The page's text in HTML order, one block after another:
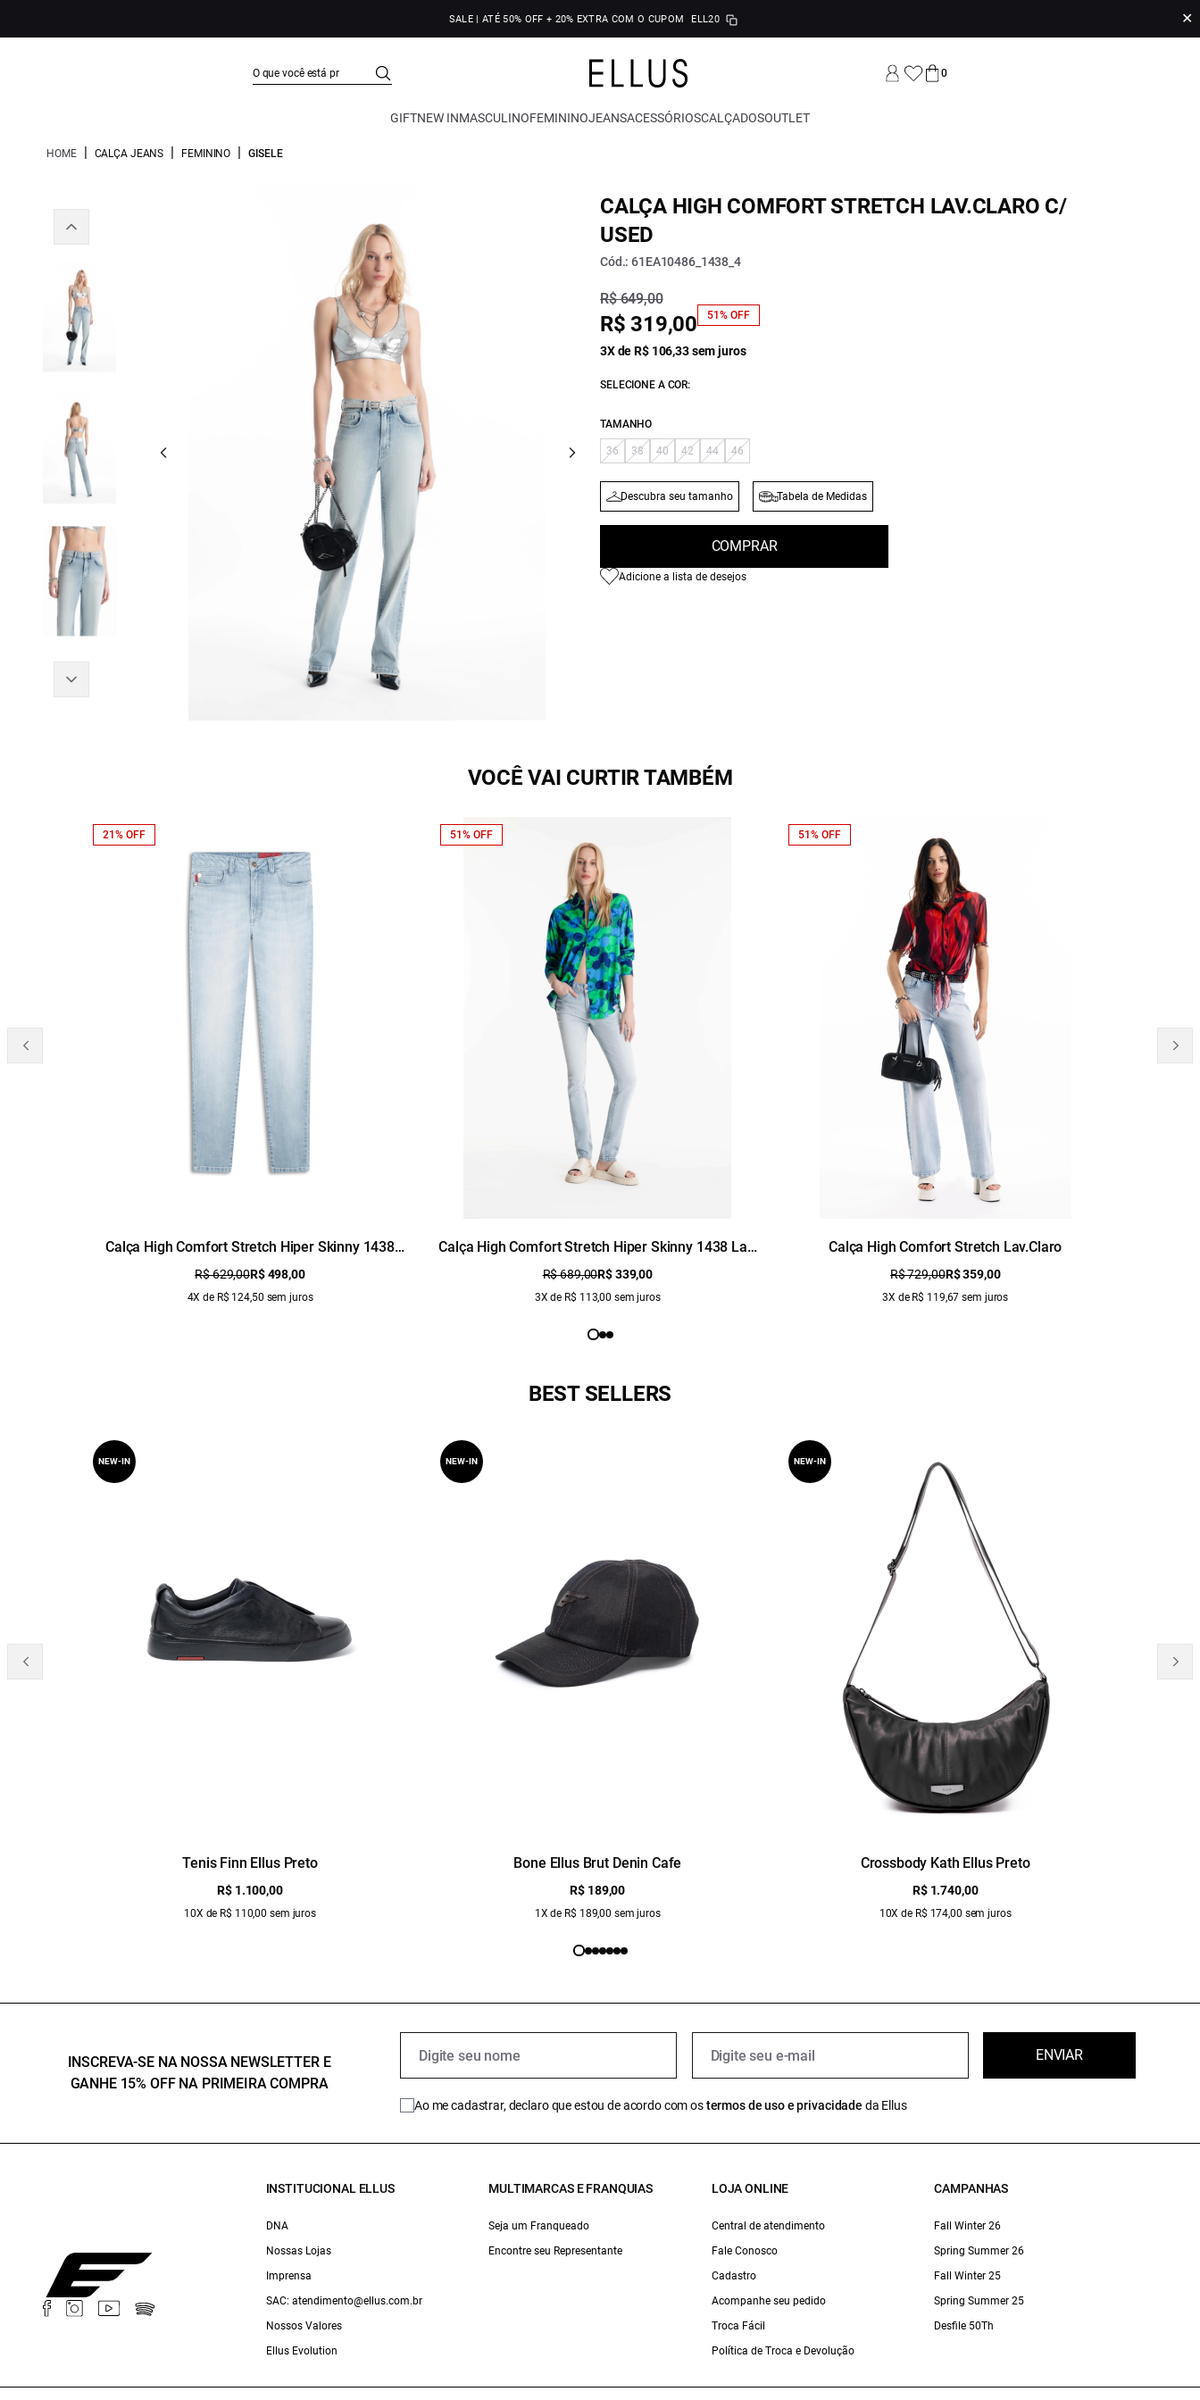
SALE | ATÉ 50% OFF + 20% EXTRA COM O CUPOM ELL20 ✕
0
GIFTNEW INMASCULINOFEMININOJEANSACESSÓRIOSCALÇADOSOUTLET
HOME | CALÇA JEANS | FEMININO | GISELE
CALÇA HIGH COMFORT STRETCH LAV.CLARO C/
USED
Cód.: 61EA10486_1438_4
R$ 649,00
R$ 319,00 51% OFF
3X de R$ 106,33 sem juros
SELECIONE A COR:
TAMANHO
36 38 40 42 44 46
Descubra seu tamanho Tabela de Medidas
COMPRAR
Adicione a lista de desejos
VOCÊ VAI CURTIR TAMBÉM
Calça High Comfort Stretch Hiper Skinny 1438
Lav.Claro C/ Used
R$ 629,00R$ 498,00
4X de R$ 124,50 sem juros
21% OFF
Calça High Comfort Stretch Hiper Skinny 1438 Lav.
Claro C/ Used
R$ 689,00R$ 339,00
3X de R$ 113,00 sem juros
51% OFF
Calça High Comfort Stretch Lav.Claro
R$ 729,00R$ 359,00
3X de R$ 119,67 sem juros
51% OFF
BEST SELLERS
Tenis Finn Ellus Preto
R$ 1.100,00
10X de R$ 110,00 sem juros
NEW-IN
Bone Ellus Brut Denin Cafe
R$ 189,00
1X de R$ 189,00 sem juros
NEW-IN
Crossbody Kath Ellus Preto
R$ 1.740,00
10X de R$ 174,00 sem juros
NEW-IN
INSCREVA-SE NA NOSSA NEWSLETTER E
GANHE 15% OFF NA PRIMEIRA COMPRA
ENVIAR
Ao me cadastrar, declaro que estou de acordo com ostermos de uso e privacidade da Ellus
INSTITUCIONAL ELLUS
DNA
Nossas Lojas
Imprensa
SAC: atendimento@ellus.com.br
Nossos Valores
Ellus Evolution
MULTIMARCAS E FRANQUIAS
Seja um Franqueado
Encontre seu Representante
LOJA ONLINE
Central de atendimento
Fale Conosco
Cadastro
Acompanhe seu pedido
Troca Fácil
Política de Troca e Devolução
CAMPANHAS
Fall Winter 26
Spring Summer 26
Fall Winter 25
Spring Summer 25
Desfile 50Th